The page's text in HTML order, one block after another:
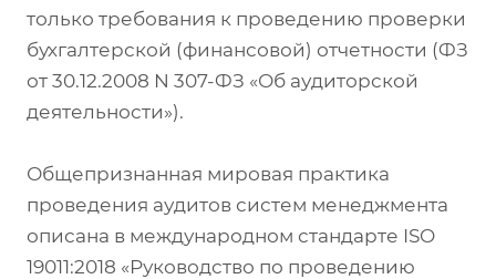
только требования к проведению проверки
бухгалтерской (финансовой) отчетности (ФЗ
от 30.12.2008 N 307-ФЗ «Об аудиторской
деятельности»).
Общепризнанная мировая практика
проведения аудитов систем менеджмента
описана в международном стандарте ISO
19011:2018 «Руководство по проведению